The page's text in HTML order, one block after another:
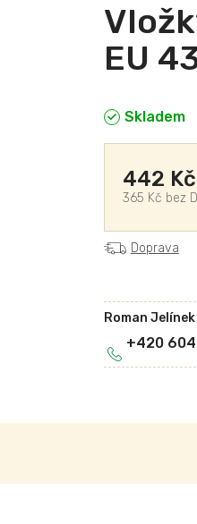
Skladem
442 Kč
365 Kč bez
EU
Roman Jelínek
+420
Doprava